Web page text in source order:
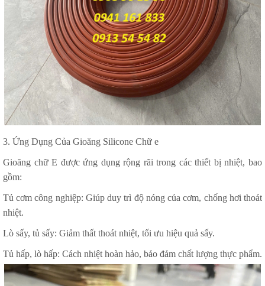
3. Ứng Dụng Của Gioăng Silicone Chữ e
Gioăng chữ E được ứng dụng rộng rãi trong các thiết bị nhiệt, bao
gồm:
Tủ cơm công nghiệp: Giúp duy trì độ nóng của cơm, chống hơi thoát
nhiệt.
Lò sấy, tủ sấy: Giảm thất thoát nhiệt, tối ưu hiệu quả sấy.
Tủ hấp, lò hấp: Cách nhiệt hoàn hảo, bảo đảm chất lượng thực phẩm.